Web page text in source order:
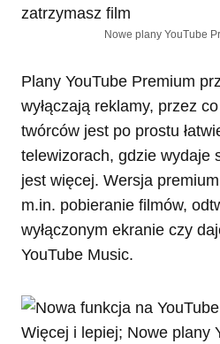
Nowe plany YouTube
Plany YouTube Premium
wyłączają reklamy, przez
twórców jest po prostu
telewizorach, gdzie wydaje
jest więcej. Wersja
m.in. pobieranie filmów,
wyłączonym ekranie czy
YouTube Music.